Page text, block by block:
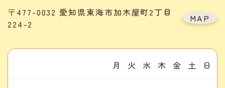
〒477-0032 愛知県東海市加木屋町2丁目
224-2
MAP
月 火 水 木 金 土 日